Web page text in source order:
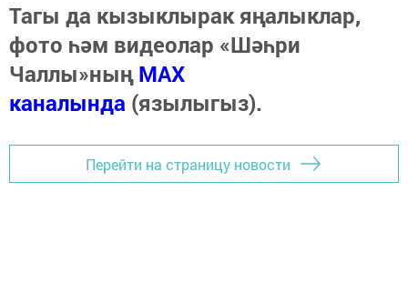
Тагы да кызыклырак яңалыклар,
фото һәм видеолар «Шәһри
Чаллы»ныңMAX
каналында (язылыгыз).
Перейти на страницу новости